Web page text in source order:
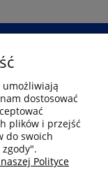
umożliwiają
dostosować
plików i przejść
do swoich
Polityce